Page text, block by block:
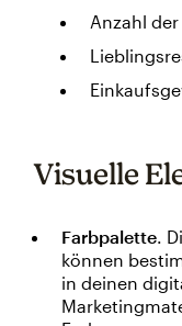
Anzahl
Visuelle
Farbpalette.
können
in deinen